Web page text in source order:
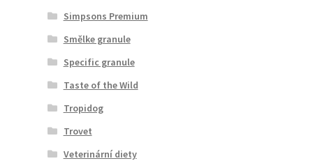
Simpsons Premium
Smělke granule
Specific granule
Taste of the Wild
Tropidog
Trovet
Veterinární diety